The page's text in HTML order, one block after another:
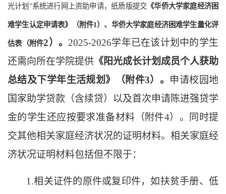
光计划”系统进行网上资助申请，纸质版提交 《华侨大学家庭经济困
难学生认定申请表》（附件1）、华侨大学家庭经济困难学生量化评
估表（附件2）。 2025-2026学年已在该计划中的学生
还需向所在学院提供 《阳光成长计划成员个人获助
总结及下学年生活规划》（附件3）。 申请校园地
国家助学贷款（含续贷）以及首次申请陈进强贷学
金的学生还应按要求准备材料（附件4）。同时提
交其他相关家庭经济状况的证明材料。相关家庭经
济状况证明材料包括但不限于：
1.相关证件的原件或复印件，如扶贫手册、低